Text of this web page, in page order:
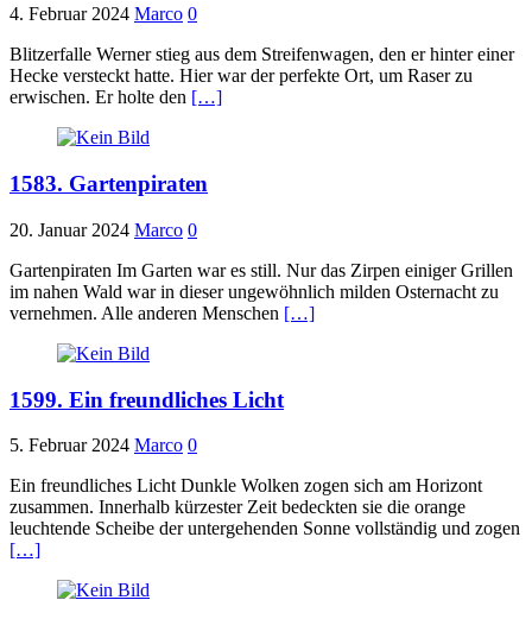
4. Februar 2024 Marco 0
Blitzerfalle Werner stieg aus dem Streifenwagen, den er hinter einer
Hecke versteckt hatte. Hier war der perfekte Ort, um Raser zu
erwischen. Er holte den […]
1583. Gartenpiraten
20. Januar 2024 Marco 0
Gartenpiraten Im Garten war es still. Nur das Zirpen einiger Grillen
im nahen Wald war in dieser ungewöhnlich milden Osternacht zu
vernehmen. Alle anderen Menschen […]
1599. Ein freundliches Licht
5. Februar 2024 Marco 0
Ein freundliches Licht Dunkle Wolken zogen sich am Horizont
zusammen. Innerhalb kürzester Zeit bedeckten sie die orange
leuchtende Scheibe der untergehenden Sonne vollständig und zogen
[…]